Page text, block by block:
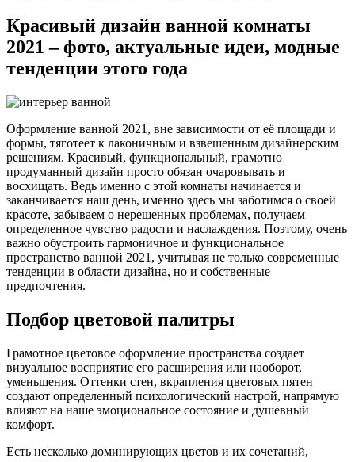
Красивый дизайн ванной комнаты
2021 – фото, актуальные идеи, модные
тенденции этого года
Оформление ванной 2021, вне зависимости от её площади и
формы, тяготеет к лаконичным и взвешенным дизайнерским
решениям. Красивый, функциональный, грамотно
продуманный дизайн просто обязан очаровывать и
восхищать. Ведь именно с этой комнаты начинается и
заканчивается наш день, именно здесь мы заботимся о своей
красоте, забываем о нерешенных проблемах, получаем
определенное чувство радости и наслаждения. Поэтому, очень
важно обустроить гармоничное и функциональное
пространство ванной 2021, учитывая не только современные
тенденции в области дизайна, но и собственные
предпочтения.
Подбор цветовой палитры
Грамотное цветовое оформление пространства создает
визуальное восприятие его расширения или наоборот,
уменьшения. Оттенки стен, вкрапления цветовых пятен
создают определенный психологический настрой, напрямую
влияют на наше эмоциональное состояние и душевный
комфорт.
Есть несколько доминирующих цветов и их сочетаний,